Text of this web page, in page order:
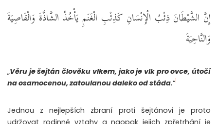
إِنَّ الشَّيْطَانَ ذِئْبُ الْإِنْسَانِ كَذِئْبِ الْغَنَمِ يَأْخُذُ الشَّاذَّةَ وَالْقَاصِيَةَ
وَالنَّاحِيَةَ
„Věru je šejtán člověku vlkem, jako je vlk pro ovce, útočí
na osamocenou, zatoulanou daleko od stáda.“1
Jednou z nejlepších zbraní proti šejtánovi je proto
udržovat rodinné vztahy a naopak jejich zpřetrhání je